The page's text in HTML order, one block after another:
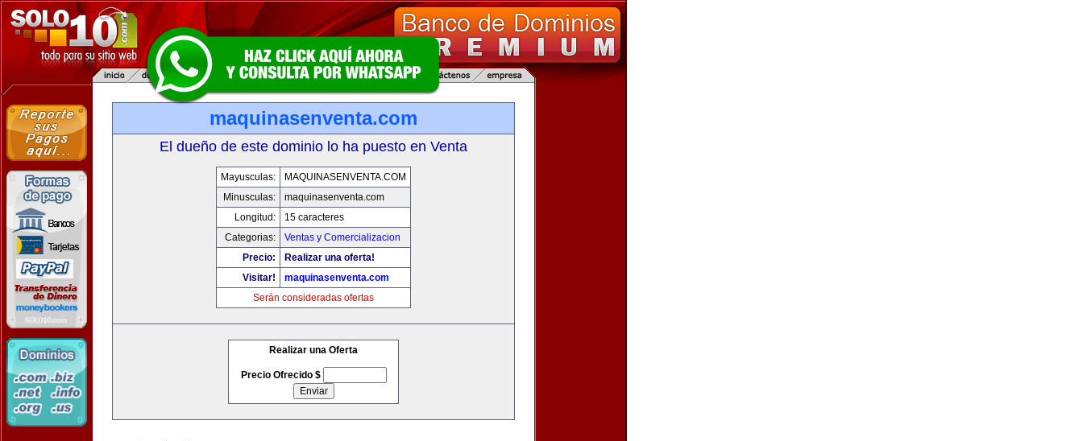
maquinasenventa.com
El dueño de este dominio lo ha puesto en Venta
Mayusculas:
MAQUINASENVENTA.COM
Minusculas:
maquinasenventa.com
Longitud:
15 caracteres
Categorias:
Ventas y Comercializacion
Precio:
Realizar una oferta!
Visitar!
maquinasenventa.com
Serán consideradas ofertas
Realizar una Oferta
Precio Ofrecido $